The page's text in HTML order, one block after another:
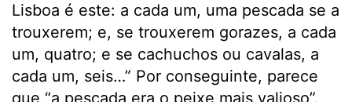
Lisboa é este: a cada um, uma pescada se a
trouxerem; e, se trouxerem gorazes, a cada
um, quatro; e se cachuchos ou cavalas, a
cada um, seis…” Por conseguinte, parece
que “a pescada era o peixe mais valioso”.